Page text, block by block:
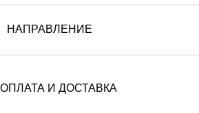
НАПРАВЛЕНИЕ
ОПЛАТА И ДОСТАВКА